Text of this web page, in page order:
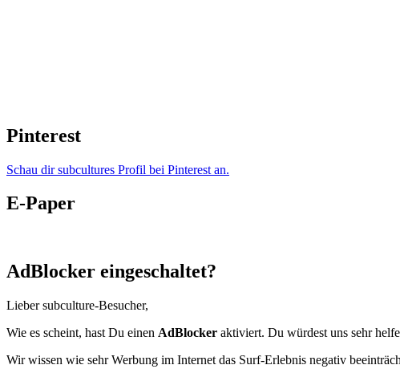
Pinterest
Schau dir subcultures Profil bei Pinterest an.
E-Paper
AdBlocker eingeschaltet?
Lieber subculture-Besucher,
Wie es scheint, hast Du einen AdBlocker aktiviert. Du würdest uns sehr
Wir wissen wie sehr Werbung im Internet das Surf-Erlebnis negativ